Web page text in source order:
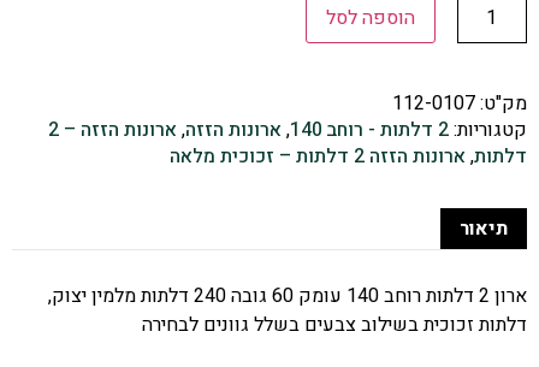
הוספה לסל
מק"ט:112-0107
קטגוריות:2 דלתות - רוחב 140 , ארונות הזזה,
ארונות הזזה – 2
דלתות, ארונות הזזה 2 דלתות – זכוכית מלאה
תיאור
ארון 2 דלתות רוחב 140 עומק 60 גובה 240 דלתות מלמין יצוק,
דלתות זכוכית בשילוב צבעים בשלל גוונים לבחירה